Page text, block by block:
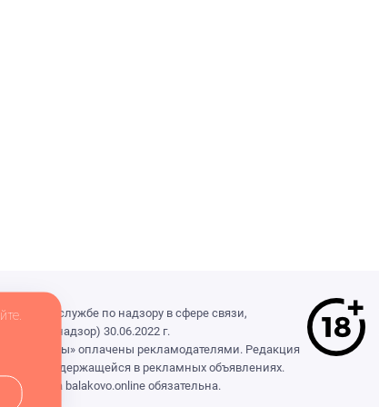
службе по надзору в сфере связи,
30.06.2022 г.
«Выборы» оплачены рекламодателями. Редакция
содержащейся в рекламных объявлениях.
на balakovo.online обязательна.